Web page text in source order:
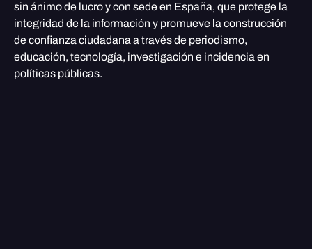
sin ánimo de lucro y con sede en España, que protege la
integridad de la información y promueve la construcción
de confianza ciudadana a través de periodismo,
educación, tecnología, investigación e incidencia en
políticas públicas.